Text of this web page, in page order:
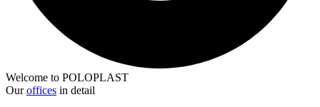
Welcome to POLOPLAST
Ouroffices in detail